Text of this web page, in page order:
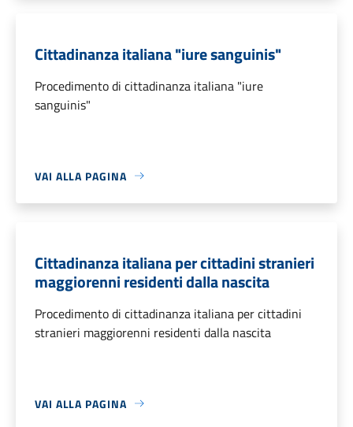
Cittadinanza italiana "iure sanguinis"
Procedimento di cittadinanza italiana "iure
sanguinis"
VAI ALLA PAGINA
Cittadinanza italiana per cittadini stranieri
maggiorenni residenti dalla nascita
Procedimento di cittadinanza italiana per cittadini
stranieri maggiorenni residenti dalla nascita
VAI ALLA PAGINA